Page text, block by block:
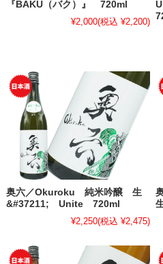
『BAKU（バク）』 720ml
¥2,000(税込 ¥2,200)
奥六／Okuroku 純米吟醸 生
&#37211; Unite 720ml
¥2,250(税込 ¥2,475)